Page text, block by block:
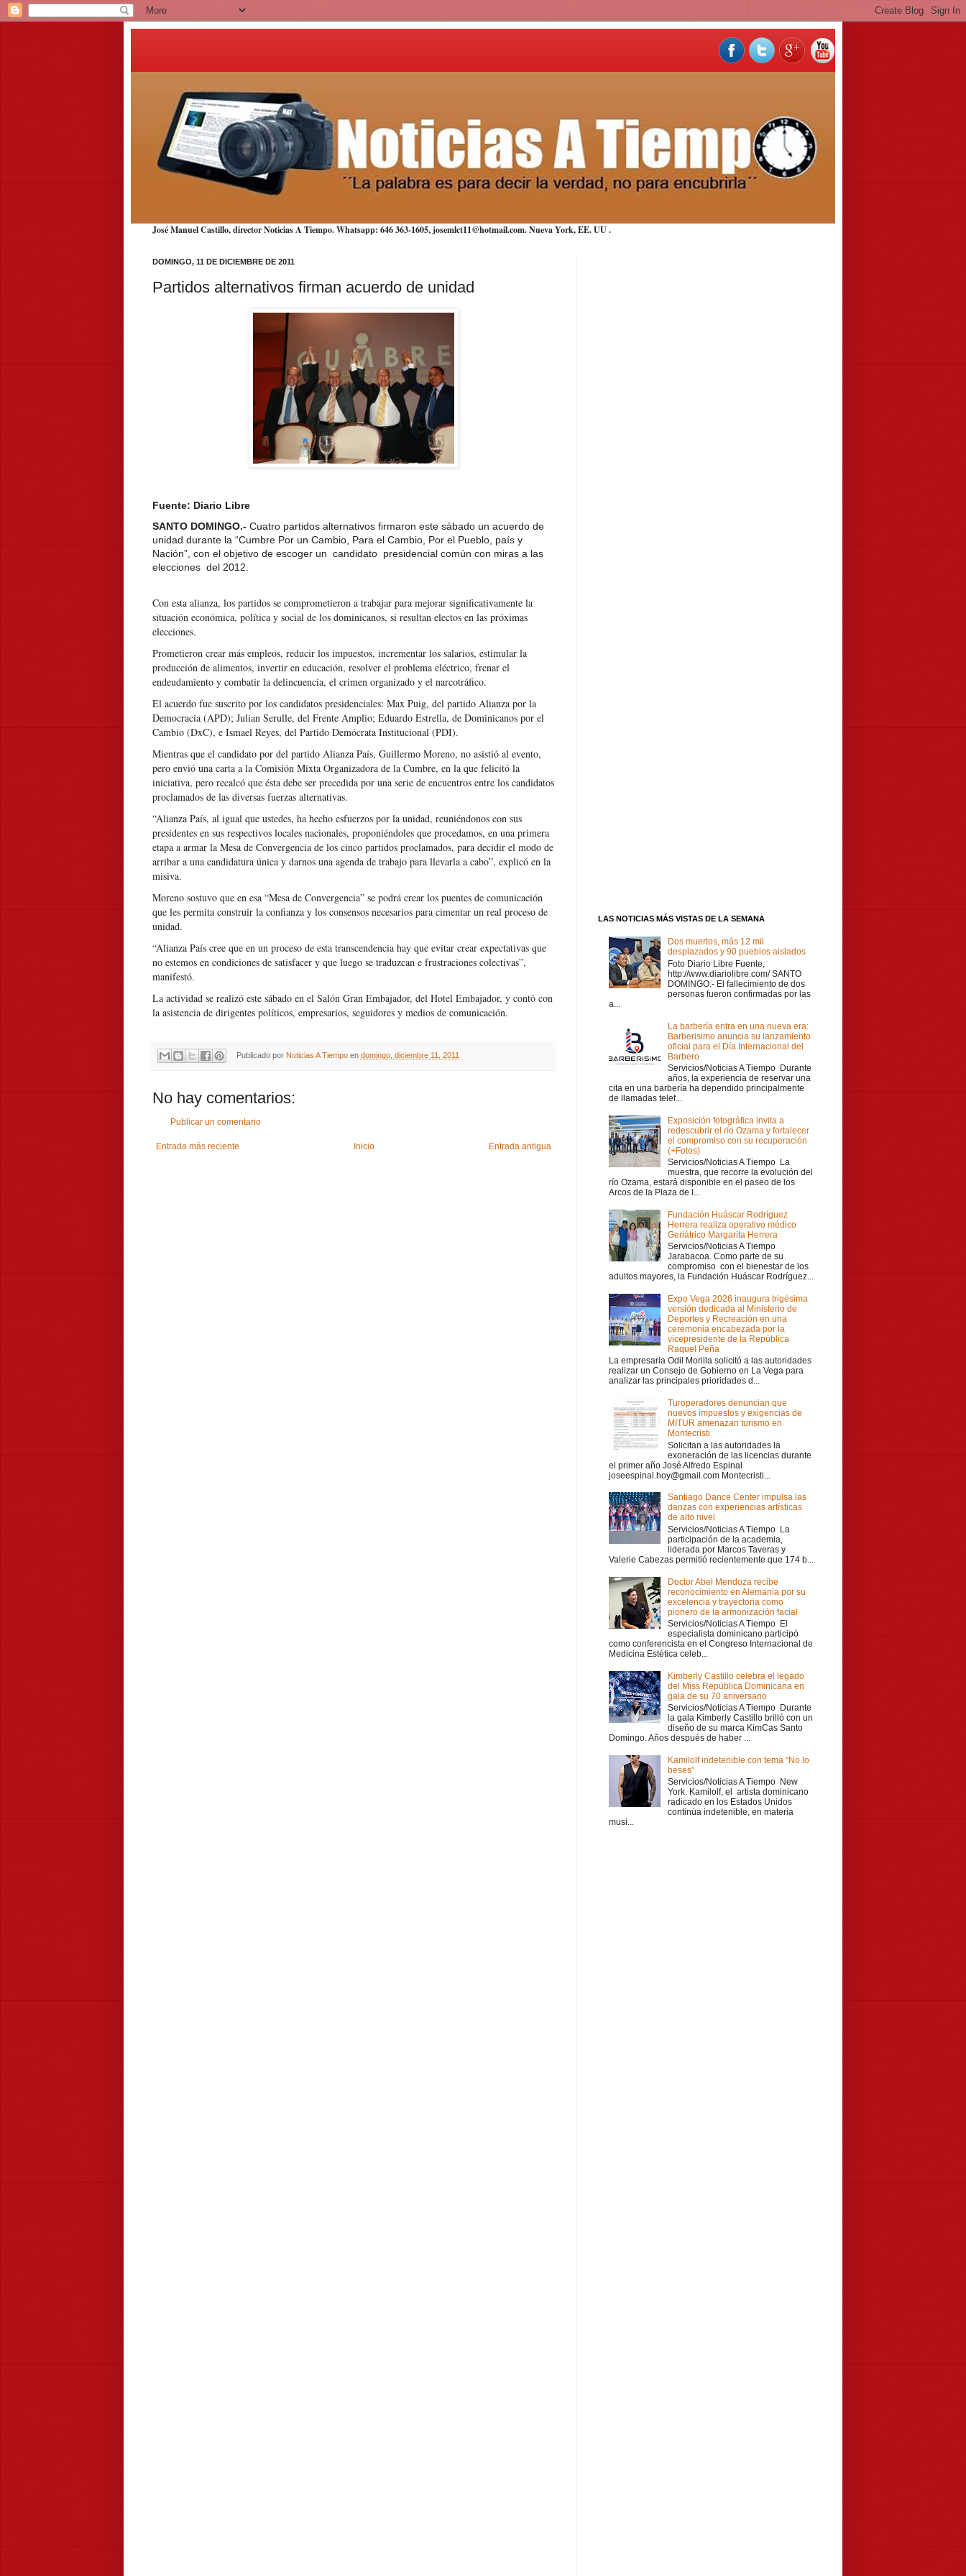
José Manuel Castillo, director Noticias A Tiempo. Whatsapp: 646 363-1605, josemlct11@hotmail.com. Nueva York,EE. UU.
DOMINGO, 11 DE DICIEMBRE DE 2011
Partidos alternativos firman acuerdo de unidad
Fuente: Diario Libre
SANTO DOMINGO.- Cuatro partidos alternativos firmaron este sábado un acuerdo de
unidad durante la “Cumbre Por un Cambio, Para el Cambio, Por el Pueblo, país y
Nación”, con el objetivo de escoger un candidato presidencial común con miras a las
elecciones del 2012.
Con esta alianza, los partidos se comprometieron a trabajar para mejorar significativamente la
situación económica, política y social de los dominicanos, si resultan electos en las próximas
elecciones.
Prometieron crear más empleos, reducir los impuestos, incrementar los salarios, estimular la
producción de alimentos, invertir en educación, resolver el problema eléctrico, frenar el
endeudamiento y combatir la delincuencia, el crimen organizado y el narcotráfico.
El acuerdo fue suscrito por los candidatos presidenciales: Max Puig, del partido Alianza por la
Democracia (APD); Julian Serulle, del Frente Amplio; Eduardo Estrella, de Dominicanos por el
Cambio (DxC), e Ismael Reyes, del Partido Demócrata Institucional (PDI).
Mientras que el candidato por del partido Alianza País, Guillermo Moreno, no asistió al evento,
pero envió una carta a la Comisión Mixta Organizadora de la Cumbre, en la que felicitó la
iniciativa, pero recalcó que ésta debe ser precedida por una serie de encuentros entre los candidatos
proclamados de las diversas fuerzas alternativas.
“Alianza País, al igual que ustedes, ha hecho esfuerzos por la unidad, reuniéndonos con sus
presidentes en sus respectivos locales nacionales, proponiéndoles que procedamos, en una primera
etapa a armar la Mesa de Convergencia de los cinco partidos proclamados, para decidir el modo de
arribar a una candidatura única y darnos una agenda de trabajo para llevarla a cabo”, explicó en la
misiva.
Moreno sostuvo que en esa “Mesa de Convergencia” se podrá crear los puentes de comunicación
que les permita construir la confianza y los consensos necesarios para cimentar un real proceso de
unidad.
“Alianza País cree que en un proceso de esta transcendencia hay que evitar crear expectativas que
no estemos en condiciones de satisfacer y que luego se traduzcan e frustraciones colectivas”,
manifestó.
La actividad se realizó este sábado en el Salón Gran Embajador, del Hotel Embajador, y contó con
la asistencia de dirigentes políticos, empresarios, seguidores y medios de comunicación.
Publicado por Noticias A Tiempo en domingo, diciembre 11, 2011
No hay comentarios:
Publicar un comentario
Entrada más reciente Entrada antigua
Inicio
LAS NOTICIAS MÁS VISTAS DE LA SEMANA
Dos muertos, más 12 mil
desplazados y 90 pueblos aislados
Foto Diario Libre Fuente,
http://www.diariolibre.com/ SANTO
DOMINGO.- El fallecimiento de dos
personas fueron confirmadas por las
a...
La barbería entra en una nueva era:
Barberisimo anuncia su lanzamiento
oficial para el Día Internacional del
Barbero
Servicios/Noticias A Tiempo Durante
años, la experiencia de reservar una
cita en una barbería ha dependido principalmente
de llamadas telef...
Exposición fotográfica invita a
redescubrir el río Ozama y fortalecer
el compromiso con su recuperación
(+Fotos)
Servicios/Noticias A Tiempo La
muestra, que recorre la evolución del
río Ozama, estará disponible en el paseo de los
Arcos de la Plaza de l...
Fundación Huáscar Rodríguez
Herrera realiza operativo médico
Geriátrico Margarita Herrera
Servicios/Noticias A Tiempo
Jarabacoa. Como parte de su
compromiso con el bienestar de los
adultos mayores, la Fundación Huáscar Rodríguez...
Expo Vega 2026 inaugura trigésima
versión dedicada al Ministerio de
Deportes y Recreación en una
ceremonia encabezada por la
vicepresidente de la República
Raquel Peña
La empresaria Odil Morilla solicitó a las autoridades
realizar un Consejo de Gobierno en La Vega para
analizar las principales prioridades d...
Turoperadores denuncian que
nuevos impuestos y exigencias de
MITUR amenazan turismo en
Montecristi
Solicitan a las autoridades la
exoneración de las licencias durante
el primer año José Alfredo Espinal
joseespinal.hoy@gmail.com Montecristi...
Santiago Dance Center impulsa las
danzas con experiencias artísticas
de alto nivel
Servicios/Noticias A Tiempo La
participación de la academia,
liderada por Marcos Taveras y
Valerie Cabezas permitió recientemente que 174 b...
Doctor Abel Mendoza recibe
reconocimiento en Alemania por su
excelencia y trayectoria como
pionero de la armonización facial
Servicios/Noticias A Tiempo El
especialista dominicano participó
como conferencista en el Congreso Internacional de
Medicina Estética celeb...
Kimberly Castillo celebra el legado
del Miss República Dominicana en
gala de su 70 aniversario
Servicios/Noticias A Tiempo Durante
la gala Kimberly Castillo brilló con un
diseño de su marca KimCas Santo
Domingo. Años después de haber ...
Kamilolf indetenible con tema “No lo
beses”
Servicios/Noticias A Tiempo New
York. Kamilolf, el artista dominicano
radicado en los Estados Unidos
continúa indetenible, en materia
musi...